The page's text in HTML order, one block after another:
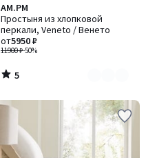
AM.PM
Простыня из хлопковой
перкали, Veneto / Венето
11900 ₽-50%
от5950 ₽
5
/
5
Количество
цветов:
2
5
/